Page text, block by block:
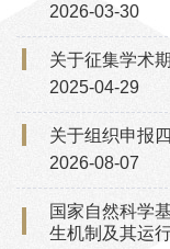
2026-03-30
关于征集学术
2025-04-29
关于组织申报
2026-08-07
国家自然科学
生机制及其运